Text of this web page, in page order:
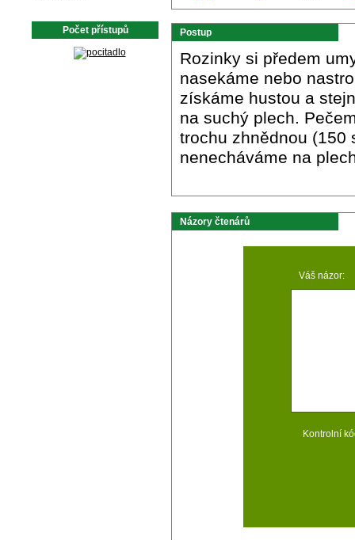
Počet přístupů Postup
Rozinky si předem
nasekáme nebo
získáme hustou a
na suchý plech.
trochu zhnědnou (150
nenecháváme na
Názory čtenárů
Váš názor:
Kontrolní